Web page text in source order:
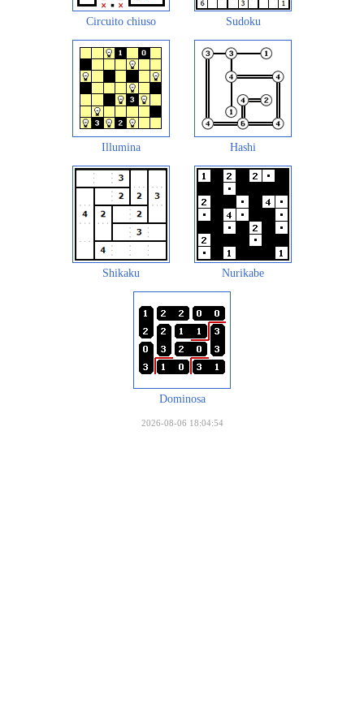
Circuito chiuso Sudoku
Illumina Hashi
Shikaku Nurikabe
Dominosa
2026-08-06 18:04:54